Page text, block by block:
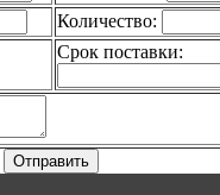
Количество:
Срок поставки:
Отправить